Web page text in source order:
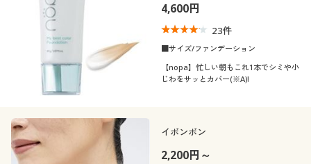
4,600円
23件
■サイズ/ファンデーション
【nopa】忙しい朝もこれ1本でシミや小
じわをサッとカバー(※A)!
イボンボン
2,200円～